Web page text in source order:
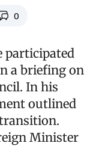
0
participated
a briefing on
In his
outlined
Minister